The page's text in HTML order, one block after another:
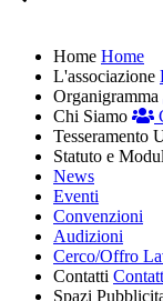
Home Home
L'associazione
Organigramma
Chi Siamo
Tesseramento
Statuto e
News
Eventi
Convenzioni
Audizioni
Cerco/Offro
Contatti
Spazi